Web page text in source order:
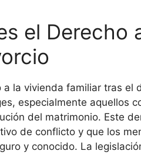
el Derecho
a la vivienda familiar tras el
especialmente aquellos
del matrimonio. Este
de conflicto y que los
y conocido. La